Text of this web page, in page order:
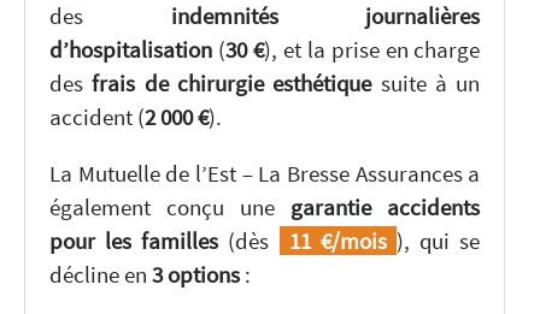
des indemnités journalières
d’hospitalisation (30 €), et la prise en charge
des frais de chirurgie esthétiquesuite à un
accident (2 000 €).
La Mutuelle de l’Est – La Bresse Assurances a
également conçu une garantie accidents
pour les familles (dès 11 €/mois ), qui se
décline en 3 options :